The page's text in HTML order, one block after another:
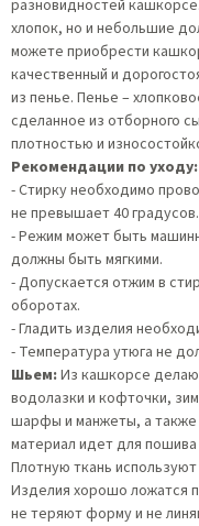
разновидностей
хлопок, но и небольшие
можете приобрести
качественный и
из пенье. Пенье –
сделанное из отборного
плотностью и
Рекомендации по уходу:
- Стирку необходимо
не превышает 40 градусов.
- Режим может быть
должны быть мягкими.
- Допускается отжим в
оборотах.
- Гладить изделия
- Температура утюга не
Шьем:Из кашкорсе
водолазки и кофточки,
шарфы и манжеты, а также
материал идет для
Плотную ткань
Изделия хорошо ложатся
не теряют форму и не